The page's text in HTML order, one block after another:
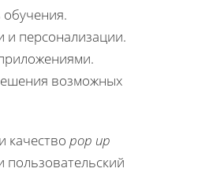
и персонализации.
возможных
качество pop up